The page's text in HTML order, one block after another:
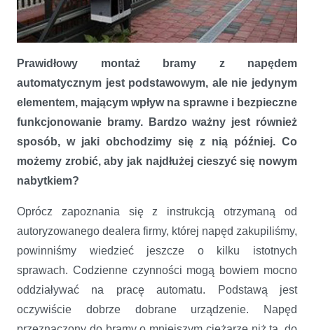
Prawidłowy montaż bramy z napędem
automatycznym jest podstawowym, ale nie jedynym
elementem, mającym wpływ na sprawne i bezpieczne
funkcjonowanie bramy. Bardzo ważny jest również
sposób, w jaki obchodzimy się z nią później. Co
możemy zrobić, aby jak najdłużej cieszyć się nowym
nabytkiem?
Oprócz zapoznania się z instrukcją otrzymaną od
autoryzowanego dealera firmy, której napęd zakupiliśmy,
powinniśmy wiedzieć jeszcze o kilku istotnych
sprawach. Codzienne czynności mogą bowiem mocno
oddziaływać na pracę automatu. Podstawą jest
oczywiście dobrze dobrane urządzenie. Napęd